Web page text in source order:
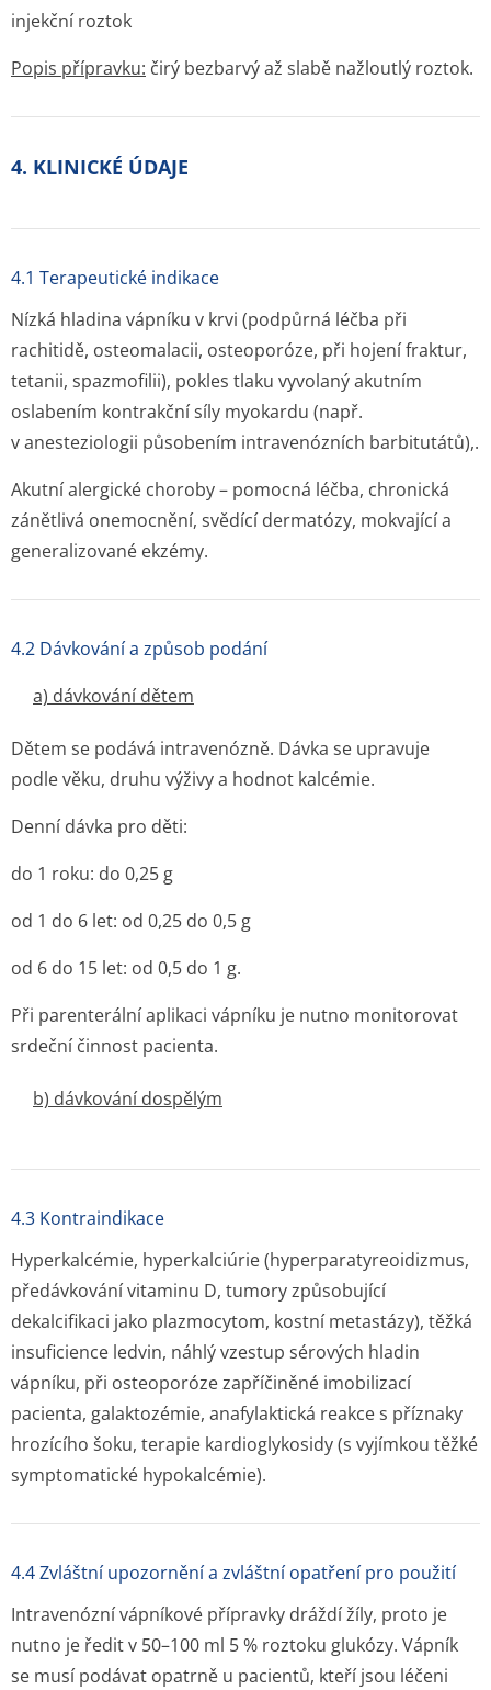
injekční roztok
Popis přípravku: čirý bezbarvý až slabě nažloutlý roztok.
4. KLINICKÉ ÚDAJE
4.1 Terapeutické indikace
Nízká hladina vápníku v krvi (podpůrná léčba při
rachitidě, osteomalacii, osteoporóze, při hojení fraktur,
tetanii, spazmofilii), pokles tlaku vyvolaný akutním
oslabením kontrakční síly myokardu (např.
v anesteziologii působením intravenózních barbitutátů),.
Akutní alergické choroby – pomocná léčba, chronická
zánětlivá onemocnění, svědící dermatózy, mokvající a
generalizované ekzémy.
4.2 Dávkování a způsob podání
a) dávkování dětem
Dětem se podává intravenózně. Dávka se upravuje
podle věku, druhu výživy a hodnot kalcémie.
Denní dávka pro děti:
do 1 roku: do 0,25 g
od 1 do 6 let: od 0,25 do 0,5 g
od 6 do 15 let: od 0,5 do 1 g.
Při parenterální aplikaci vápníku je nutno monitorovat
srdeční činnost pacienta.
b) dávkování dospělým
4.3 Kontraindikace
Hyperkalcémie, hyperkalciúrie (hyperparatyre­oidizmus,
předávkování vitaminu D, tumory způsobující
dekalcifikaci jako plazmocytom, kostní metastázy), těžká
insuficience ledvin, náhlý vzestup sérových hladin
vápníku, při osteoporóze zapříčiněné imobilizací
pacienta, galaktozémie, anafylaktická reakce s příznaky
hrozícího šoku, terapie kardioglykosidy (s vyjímkou těžké
symptomatické hypokalcémie).
4.4 Zvláštní upozornění a zvláštní opatření pro použití
Intravenózní vápníkové přípravky dráždí žíly, proto je
nutno je ředit v 50–100 ml 5 % roztoku glukózy. Vápník
se musí podávat opatrně u pacientů, kteří jsou léčeni